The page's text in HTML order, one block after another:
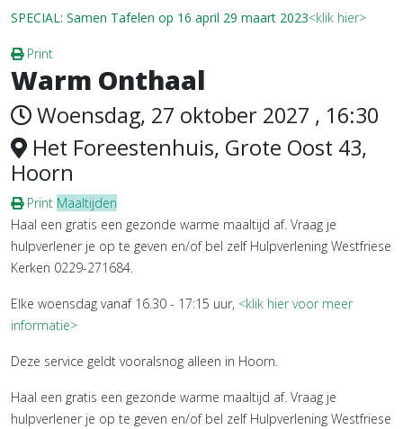
SPECIAL: Samen Tafelen op 16 april 29 maart 2023<klik hier>
Print
Warm Onthaal
Woensdag, 27 oktober 2027 , 16:30
Het Foreestenhuis, Grote Oost 43,
Hoorn
Print Maaltijden
Haal een gratis een gezonde warme maaltijd af. Vraag je
hulpverlener je op te geven en/of bel zelf Hulpverlening Westfriese
Kerken 0229-271684.
Elke woensdag vanaf 16.30 - 17:15 uur, <klik hier voor meer
informatie>
Deze service geldt vooralsnog alleen in Hoorn.
Haal een gratis een gezonde warme maaltijd af. Vraag je
hulpverlener je op te geven en/of bel zelf Hulpverlening Westfriese